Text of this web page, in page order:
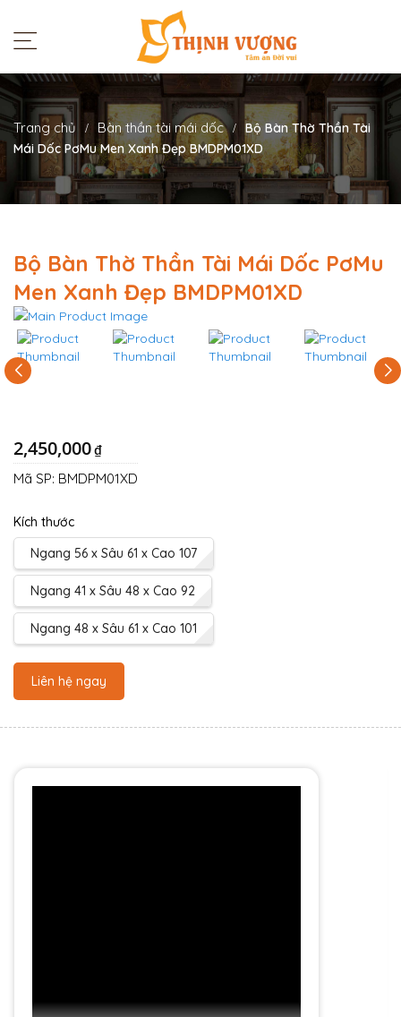
Trang chủ Bàn thần tài mái dốc
Bộ Bàn Thờ Thần Tài
Mái Dốc PơMu Men Xanh Đẹp BMDPM01XD
Bộ Bàn Thờ Thần Tài Mái Dốc PơMu
Men Xanh Đẹp BMDPM01XD
2,450,000₫
Kích thước
Ngang 56 x Sâu 61 x Cao 107
Ngang 41 x Sâu 48 x Cao 92
Ngang 48 x Sâu 61 x Cao 101
Liên hệ ngay
Mã SP: BMDPM01XD